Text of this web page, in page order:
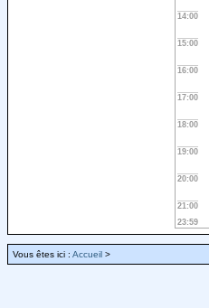
14:00
15:00
16:00
17:00
18:00
19:00
20:00
21:00
23:59
Vous êtes ici : Accueil >